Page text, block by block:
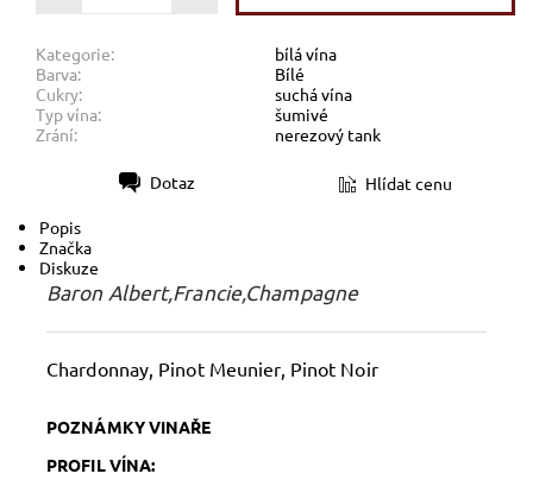
Kategorie:
bílá vína
Barva:
Bílé
Cukry:
suchá vína
Typ vína:
šumivé
Zrání:
nerezový tank
Dotaz Hlídat cenu
Popis
Značka
Diskuze
Baron Albert,Francie,Champagne
Chardonnay, Pinot Meunier, Pinot Noir
POZNÁMKY VINAŘE
PROFIL VÍNA: